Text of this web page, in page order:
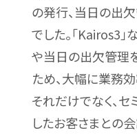
の発行、当日の出
でした。「Kairos3
や当日の出欠管理
ため、大幅に業務
それだけでなく、
したお客さまとの